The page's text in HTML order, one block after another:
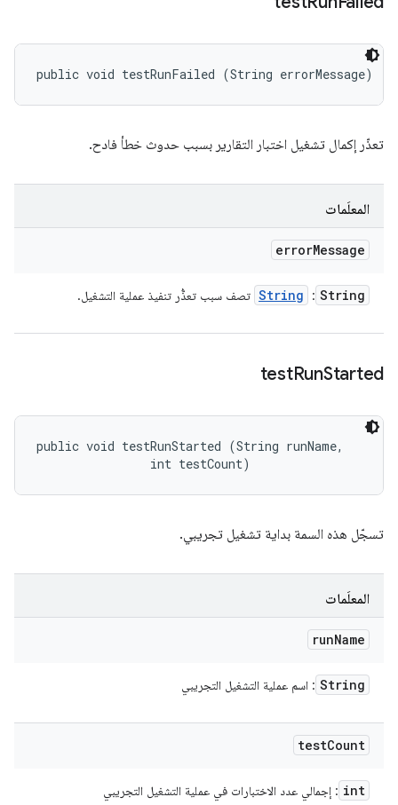
public void testRunFailed (String errorMessage)
تعذّر إكمال تشغيل اختبار التقارير بسبب حدوث خطأ فادح.
المعلَمات
errorMessage
String
:
String تصف سبب تعذُّر تنفيذ عملية التشغيل.
testRunStarted
public void testRunStarted (String runName,
                int testCount)
تسجّل هذه السمة بداية تشغيل تجريبي.
المعلَمات
runName
String : اسم عملية التشغيل التجريبي
testCount
int : إجمالي عدد الاختبارات في عملية التشغيل التجريبي